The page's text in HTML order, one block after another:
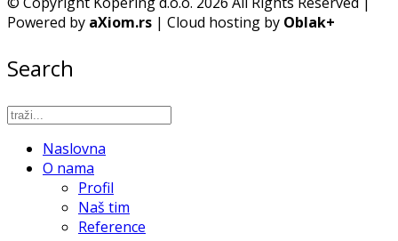
Powered by aXiom.rs | Cloud hosting by Oblak+
Search
Naslovna
O nama
Profil
Naš tim
Reference